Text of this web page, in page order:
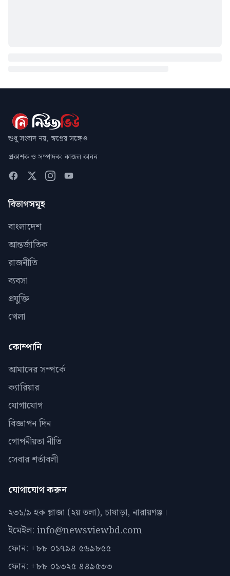
শুধু সংবাদ নয়, স্বপ্নের সঙ্গেও
প্রকাশক ও সম্পাদক: কাজল কানন
বিভাগসমূহ
বাংলাদেশ
আন্তর্জাতিক
রাজনীতি
ব্যবসা
প্রযুক্তি
খেলা
কোম্পানি
আমাদের সম্পর্কে
ক্যারিয়ার
যোগাযোগ
বিজ্ঞাপন দিন
গোপনীয়তা নীতি
সেবার শর্তাবলী
যোগাযোগ করুন
২৩১/৯ হক প্লাজা (২য় তলা), চাষাড়া, নারায়ণঞ্জ।
ইমেইল: info@newsviewbd.com
ফোন: +৮৮ ০১৭৯৪ ৫৬৯৮৫৫
ফোন: +৮৮ ০১৩২৫ ৪৪৯৫৩৩